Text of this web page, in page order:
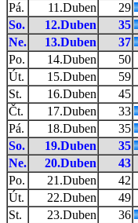
Pá.
11.Duben 29
So.
12.Duben 35
Ne.
13.Duben 37
Po.
14.Duben 50
Út.
15.Duben 59
St.
16.Duben 45
Čt.
17.Duben 33
Pá.
18.Duben 35
So.
19.Duben 35
Ne.
20.Duben 43
Po.
21.Duben 42
Út.
22.Duben 49
St.
23.Duben 36